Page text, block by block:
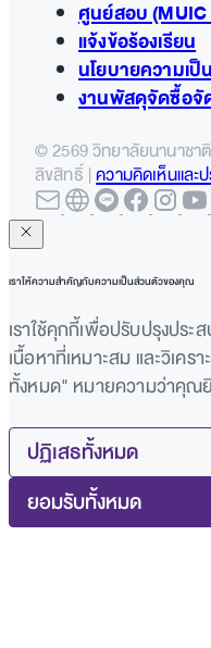
ศูนย์สอบ
แจ้งข้อร้องเรียน
นโยบายความเ
งานพัสดุจัดซื้อจั
© 2569 วิทยาลัยนานาชา
ลิขสิทธิ์ |ความคิดเห็นและ
เราให้ความสำคัญกับความเป็นส่วนตัวของคุณ
เราใช้คุกกี้เพื่อปรับปรุงปร
เนื้อหาที่เหมาะสม และวิเคร
ทั้งหมด" หมายความว่าคุณ
ปฏิเสธทั้งหมด
ยอมรับทั้งหมด